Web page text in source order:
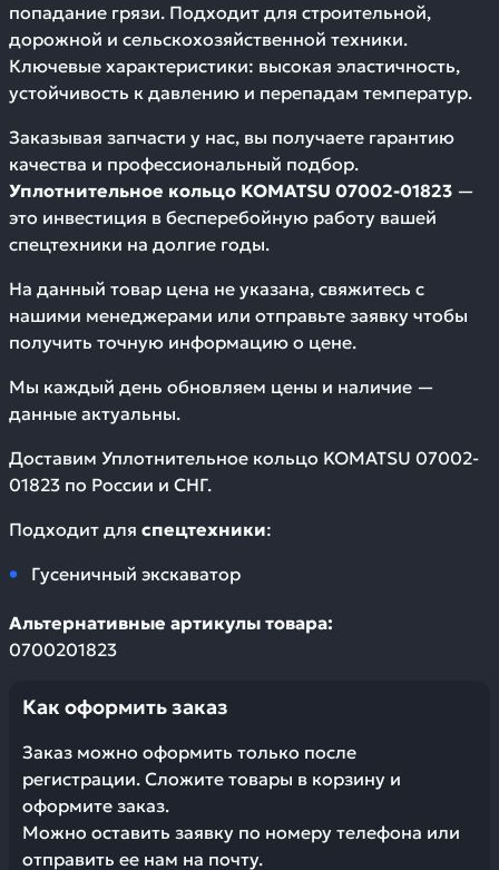
попадание грязи. Подходит для строительной,
дорожной и сельскохозяйственной техники.
Ключевые характеристики: высокая эластичность,
устойчивость к давлению и перепадам температур.
Заказывая запчасти у нас, вы получаете гарантию
качества и профессиональный подбор.
Уплотнительное кольцо KOMATSU 07002-01823 —
это инвестиция в бесперебойную работу вашей
спецтехники на долгие годы.
На данный товар цена не указана, свяжитесь с
нашими менеджерами или отправьте заявку чтобы
получить точную информацию о цене.
Мы каждый день обновляем цены и наличие —
данные актуальны.
Доставим Уплотнительное кольцо KOMATSU 07002-
01823 по России и СНГ.
Подходит для спецтехники:
Гусеничный экскаватор
Альтернативные артикулы товара:
0700201823
Как оформить заказ
Заказ можно оформить только после
регистрации. Сложите товары в корзину и
оформите заказ.
Можно оставить заявку по номеру телефона или
отправить ее нам на почту.